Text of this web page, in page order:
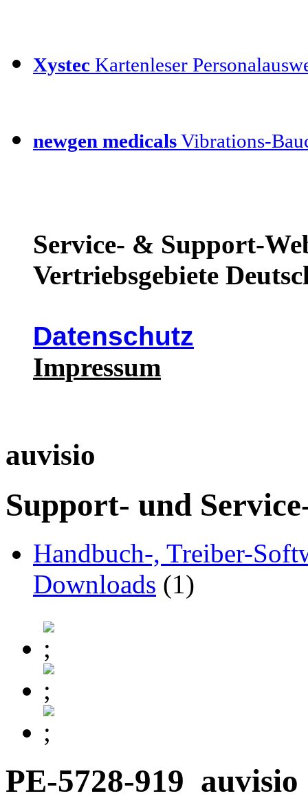
Xystec Kartenleser
newgen medicalsVibrations-
Service- & Support-
Vertriebsgebiete
Datenschutz
Impressum
auvisio
Support- und
Handbuch-, Treiber-
Downloads (1)
PE-5728-919 auvisio